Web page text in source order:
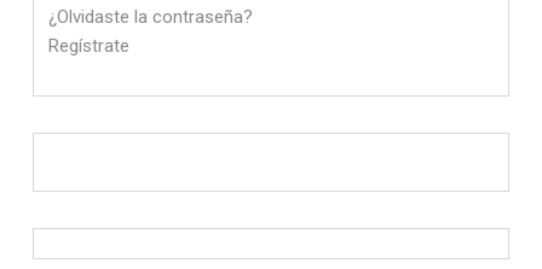
¿Olvidaste la contraseña?
Regístrate